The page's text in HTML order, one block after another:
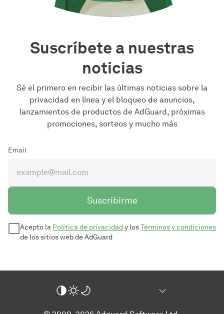
Suscríbete a nuestras
noticias
Sé el primero en recibir las últimas noticias sobre la
privacidad en línea y el bloqueo de anuncios,
lanzamientos de productos de AdGuard, próximas
promociones, sorteos y mucho más
Email
Suscribirme
Acepto la Política de privacidady losTérminos y condiciones
de los sitios web de AdGuard